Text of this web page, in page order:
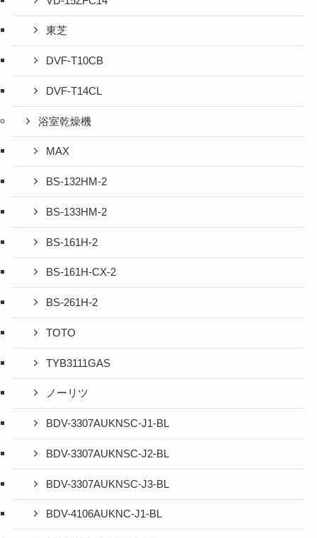
東芝
DVF-T10CB
DVF-T14CL
浴室乾燥機
MAX
BS-132HM-2
BS-133HM-2
BS-161H-2
BS-161H-CX-2
BS-261H-2
TOTO
TYB3111GAS
ノーリツ
BDV-3307AUKNSC-J1-BL
BDV-3307AUKNSC-J2-BL
BDV-3307AUKNSC-J3-BL
BDV-4106AUKNC-J1-BL